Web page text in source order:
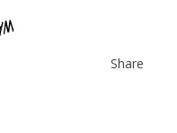
Share